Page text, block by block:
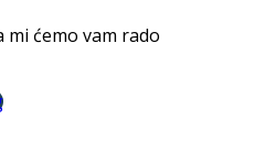
mi ćemo vam rado